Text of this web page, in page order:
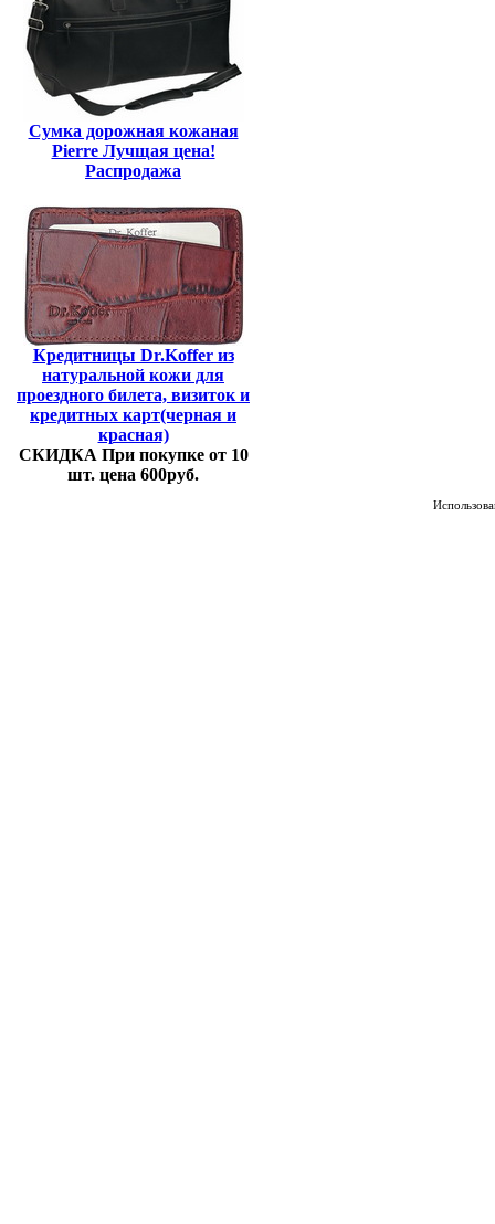
Сумка дорожная кожаная
Pierre Лучщая цена!
Распродажа
Кредитницы Dr.Koffer из
натуральной кожи для
проездного билета, визиток и
кредитных карт(черная и
красная)
СКИДКА При покупке от 10
шт. цена 600руб.